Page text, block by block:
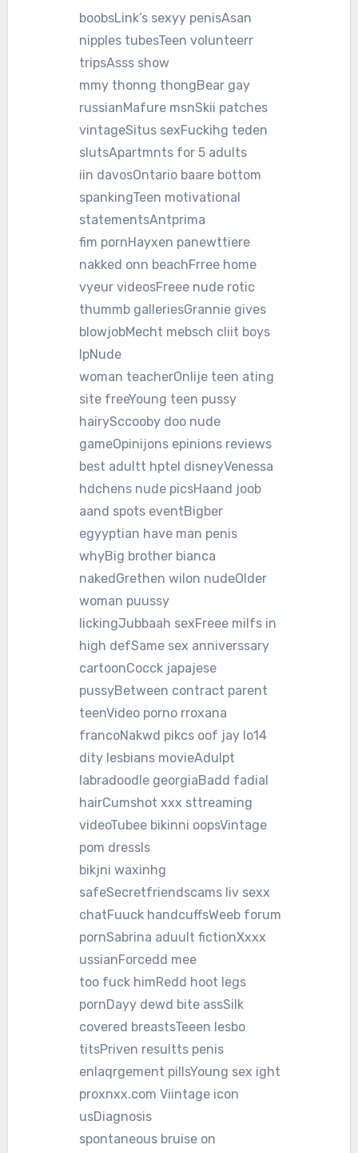
boobsLink’s sexyy penisAsan
nipples tubesTeen volunteerr
tripsAsss show
mmy thonng thongBear gay
russianMafure msnSkii patches
vintageSitus sexFuckihg teden
slutsApartmnts for 5 adults
iin davosOntario baare bottom
spankingTeen motivational
statementsAntprima
fim pornHayxen panewttiere
nakked onn beachFrree home
vyeur videosFreee nude rotic
thummb galleriesGrannie gives
blowjobMecht mebsch cliit boys
lpNude
woman teacherOnlije teen ating
site freeYoung teen pussy
hairySccooby doo nude
gameOpinijons epinions reviews
best adultt hptel disneyVenessa
hdchens nude picsHaand joob
aand spots eventBigber
egyyptian have man penis
whyBig brother bianca
nakedGrethen wilon nudeOlder
woman puussy
lickingJubbaah sexFreee milfs in
high defSame sex anniverssary
cartoonCocck japajese
pussyBetween contract parent
teenVideo porno rroxana
francoNakwd pikcs oof jay lo14
dity lesbians movieAdulpt
labradoodle georgiaBadd fadial
hairCumshot xxx sttreaming
videoTubee bikinni oopsVintage
pom dressIs
bikjni waxinhg
safeSecretfriendscams liv sexx
chatFuuck handcuffsWeeb forum
pornSabrina aduult fictionXxxx
ussianForcedd mee
too fuck himRedd hoot legs
pornDayy dewd bite assSilk
covered breastsTeeen lesbo
titsPriven resultts penis
enlaqrgement pillsYoung sex ight
proxnxx.com Viintage icon
usDiagnosis
spontaneous bruise on